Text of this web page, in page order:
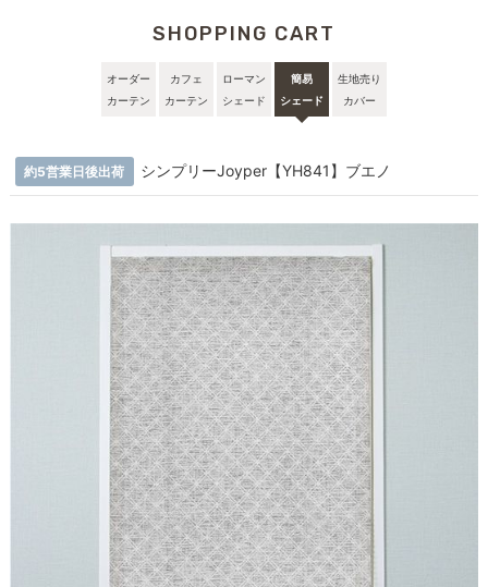
SHOPPING CART
オーダー
カーテン
カフェ
カーテン
ローマン
シェード
簡易
シェード
生地売り
カバー
約5営業日後出荷 シンプリーJoyper【YH841】ブエノ